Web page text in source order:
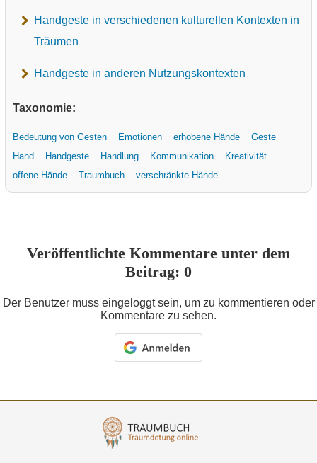
Handgeste in verschiedenen kulturellen Kontexten in
Träumen
Handgeste in anderen Nutzungskontexten
Taxonomie:
Bedeutung von Gesten Emotionen erhobene Hände
Geste
Hand
Handgeste Handlung Kommunikation
Kreativität
offene Hände
Traumbuch verschränkte Hände
Veröffentlichte Kommentare unter dem
Beitrag: 0
Der Benutzer muss eingeloggt sein, um zu kommentieren oder
Kommentare zu sehen.